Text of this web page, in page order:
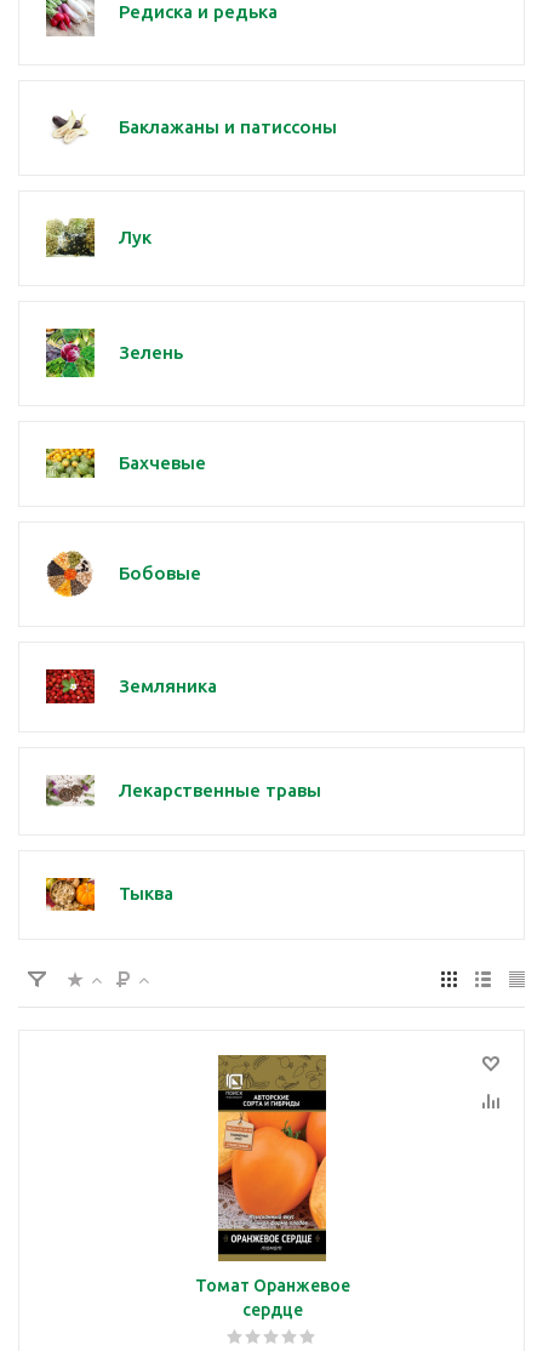
Редиска и редька
Баклажаны и патиссоны
Лук
Зелень
Бахчевые
Бобовые
Земляника
Лекарственные травы
Тыква
Томат Оранжевое
сердце